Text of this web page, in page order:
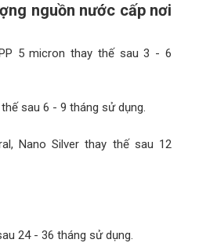
nguồn nước cấp nơi
5 micron thay thế sau 3 - 6
sau 6 - 9 tháng sử dụng.
Nano Silver thay thế sau 12
24 - 36 tháng sử dụng.